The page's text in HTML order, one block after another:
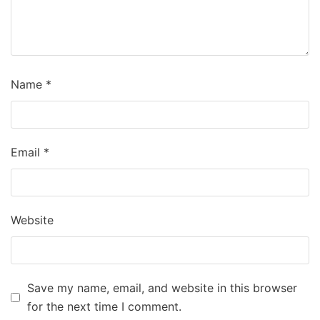
Name *
Email *
Website
Save my name, email, and website in this browser
for the next time I comment.